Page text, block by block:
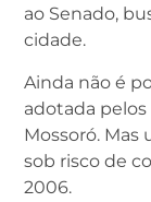
ao Senado,
cidade.
Ainda não é
adotada pelos
Mossoró. Mas
sob risco de
2006.